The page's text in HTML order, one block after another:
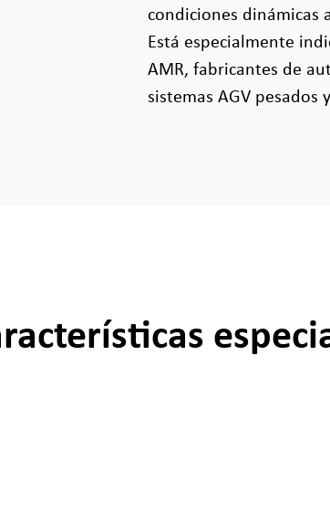
condiciones dinámicas
Está especialmente
AMR, fabricantes de
sistemas AGV pesados